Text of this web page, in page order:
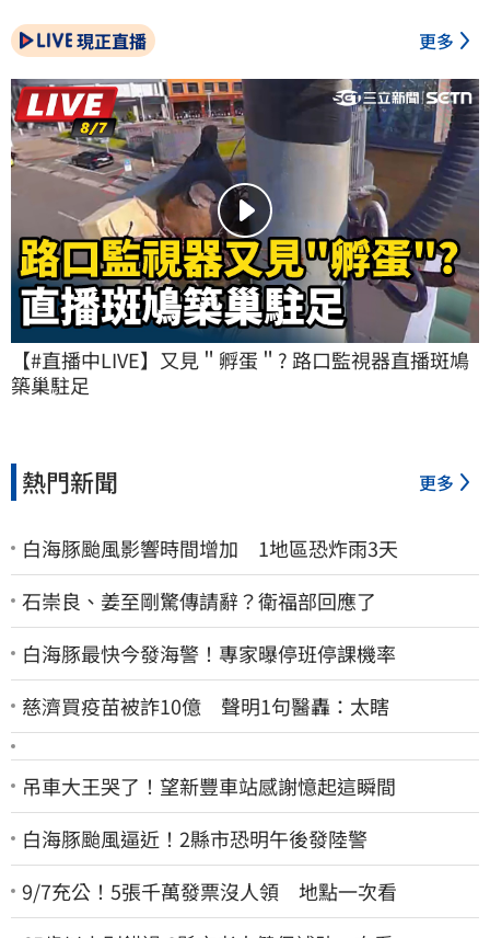
現正直播 更多
【#直播中LIVE】又見＂孵蛋＂? 路口監視器直播斑鳩
築巢駐足
熱門新聞 更多
白海豚颱風影響時間增加 1地區恐炸雨3天
石崇良、姜至剛驚傳請辭？衛福部回應了
白海豚最快今發海警！專家曝停班停課機率
慈濟買疫苗被詐10億 聲明1句醫轟：太瞎
吊車大王哭了！望新豐車站感謝憶起這瞬間
白海豚颱風逼近！2縣市恐明午後發陸警
9/7充公！5張千萬發票沒人領 地點一次看